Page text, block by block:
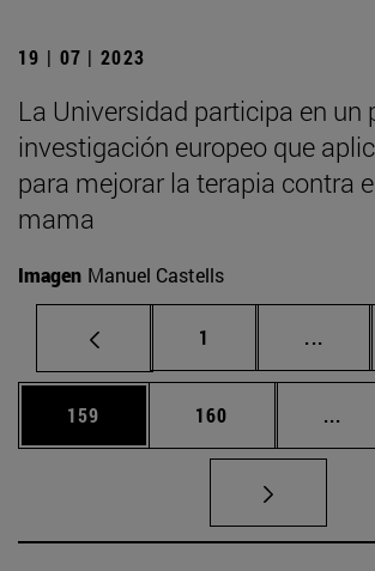
19 | 07 | 2023
La Universidad participa en un
investigación europeo que
para mejorar la terapia contra
mama
Imagen Manuel Castells
Página
1 ...
Página
159 Página
160 ...